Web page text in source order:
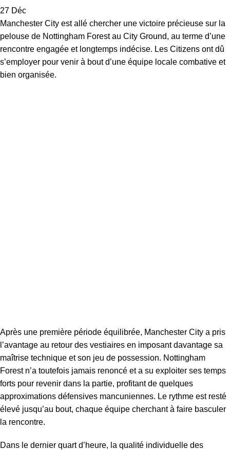
27 Déc
Manchester City est allé chercher une victoire précieuse sur la
pelouse de Nottingham Forest au City Ground, au terme d’une
rencontre engagée et longtemps indécise. Les Citizens ont dû
s’employer pour venir à bout d’une équipe locale combative et
bien organisée.
Après une première période équilibrée, Manchester City a pris
l’avantage au retour des vestiaires en imposant davantage sa
maîtrise technique et son jeu de possession. Nottingham
Forest n’a toutefois jamais renoncé et a su exploiter ses temps
forts pour revenir dans la partie, profitant de quelques
approximations défensives mancuniennes. Le rythme est resté
élevé jusqu’au bout, chaque équipe cherchant à faire basculer
la rencontre.
Dans le dernier quart d’heure, la qualité individuelle des